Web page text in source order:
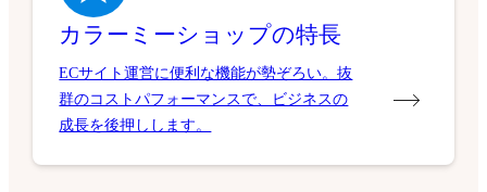
カラーミーショップの特長
ECサイト運営に便利な機能が勢ぞろい。抜
群のコストパフォーマンスで、ビジネスの
成長を後押しします。